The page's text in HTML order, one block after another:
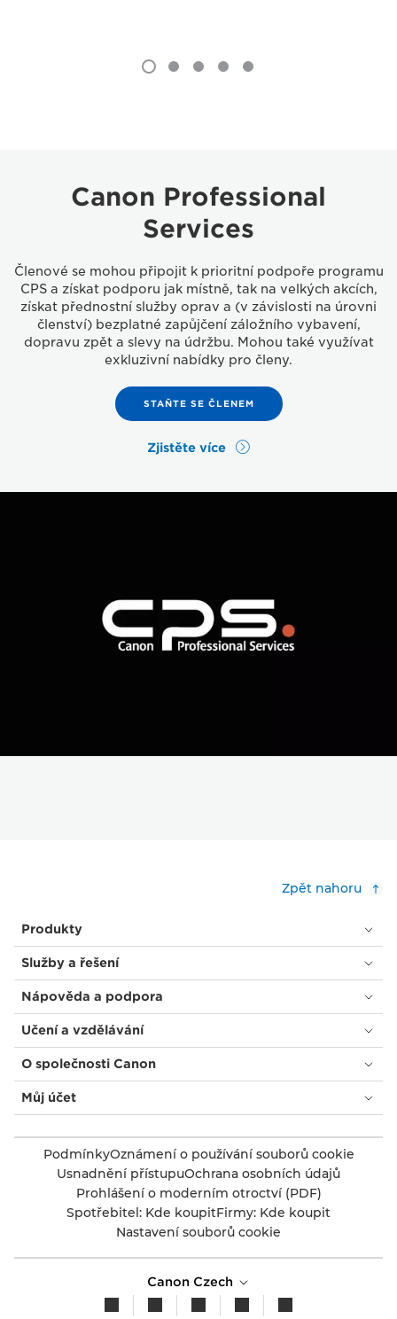
Canon Professional
Services
Členové se mohou připojit k prioritní podpoře programu
CPS a získat podporu jak místně, tak na velkých akcích,
získat přednostní služby oprav a (v závislosti na úrovni
členství) bezplatné zapůjčení záložního vybavení,
dopravu zpět a slevy na údržbu. Mohou také využívat
exkluzivní nabídky pro členy.
STAŇTE SE ČLENEM
Zjistěte více
Zpět nahoru
Produkty
Služby a řešení
Nápověda a podpora
Učení a vzdělávání
O společnosti Canon
Můj účet
PodmínkyOznámení o používání souborů cookie
Usnadnění přístupuOchrana osobních údajů
Prohlášení o moderním otroctví (PDF)
Spotřebitel: Kde koupitFirmy: Kde koupit
Nastavení souborů cookie
Canon Czech